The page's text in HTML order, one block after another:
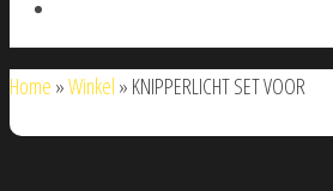
Home »Winkel » KNIPPERLICHT SET VOOR